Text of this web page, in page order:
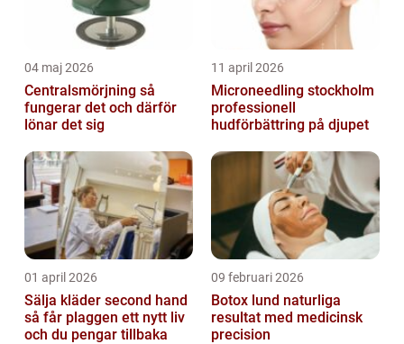
04 maj 2026
Centralsmörjning så
fungerar det och därför
lönar det sig
11 april 2026
Microneedling stockholm
professionell
hudförbättring på djupet
01 april 2026
Sälja kläder second hand
så får plaggen ett nytt liv
och du pengar tillbaka
09 februari 2026
Botox lund naturliga
resultat med medicinsk
precision